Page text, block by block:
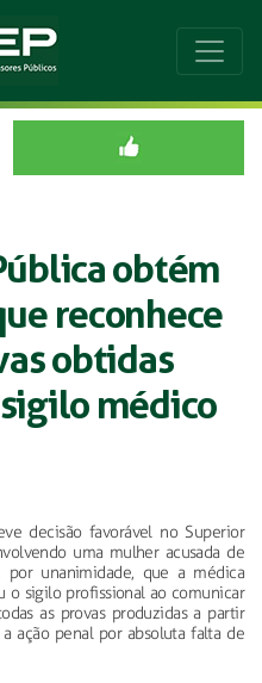
obtém
reconhece
obtidas
médico
decisão favorável no Superior
uma mulher acusada de
por unanimidade, que a médica
o sigilo profissional ao comunicar
as provas produzidas a partir
ação penal por absoluta falta de